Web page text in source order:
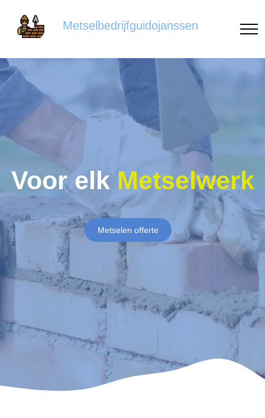
Metselbedrijfguidojanssen
Voor elk Metselwerk
Metselen offerte